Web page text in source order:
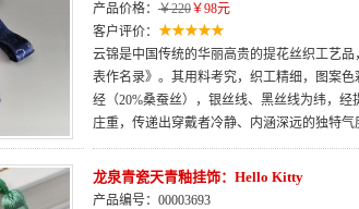
产品价格： ￥220￥98元
客户评价：
云锦是中国传统的华丽高贵的提花丝织工艺
表作名录》。其用料考究，织工精细，图案
经（20%桑蚕丝），银丝线、黑丝线为纬，
庄重，传递出穿戴者冷静、内涵深远的独特气
龙泉青瓷天青釉挂饰：Hello Kitty
产品编号：00003693